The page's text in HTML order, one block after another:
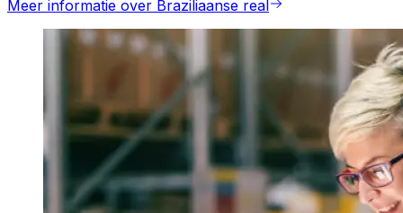
Meer informatie over Braziliaanse real